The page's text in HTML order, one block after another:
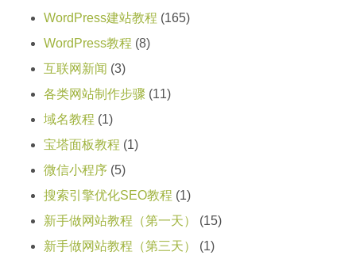
WordPress建站教程 (165)
WordPress教程 (8)
互联网新闻 (3)
各类网站制作步骤 (11)
域名教程 (1)
宝塔面板教程 (1)
微信小程序 (5)
搜索引擎优化SEO教程 (1)
新手做网站教程（第一天）
(15)
新手做网站教程（第三天）
(1)